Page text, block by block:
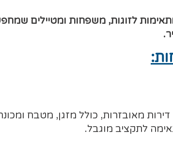
לזוגות, משפחות ומטיילים
מאובזרות, כולל מזגן, מטבח